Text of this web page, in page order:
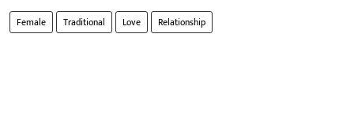
Female Traditional Love Relationship